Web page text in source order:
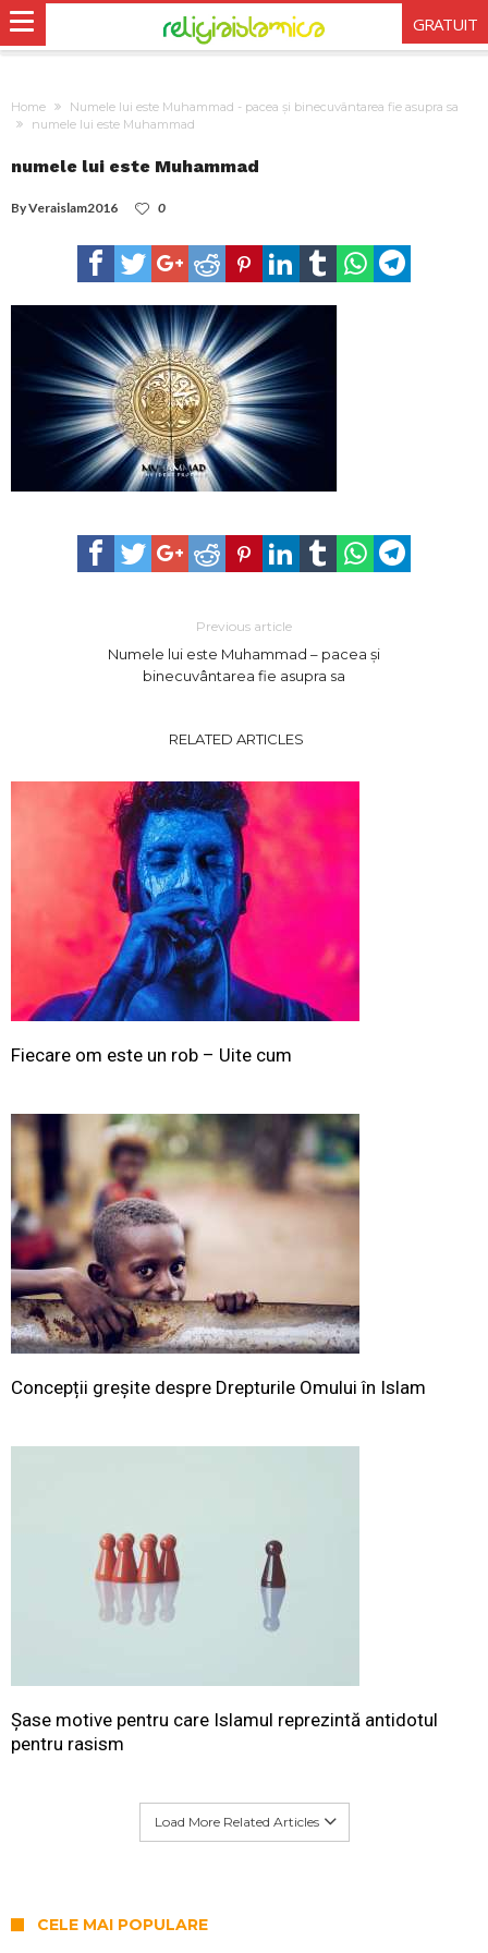
GRATUIT
Home
Numele lui este Muhammad - pacea și binecuvântarea fie asupra sa
numele lui este Muhammad
numele lui este Muhammad
ByVeraislam2016 0
Previous article
Numele lui este Muhammad – pacea și
binecuvântarea fie asupra sa
RELATED ARTICLES
Fiecare om este un rob – Uite cum
Concepții greșite despre Drepturile Omului în Islam
Șase motive pentru care Islamul reprezintă antidotul
pentru rasism
Load More Related Articles
CELE MAI POPULARE